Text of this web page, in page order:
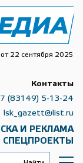
22 сентября 2025
И РЕКЛАМА
СПЕЦПРОЕКТЫ
Контакты
(83149) 5-13-24
lsk_gazett@list.ru